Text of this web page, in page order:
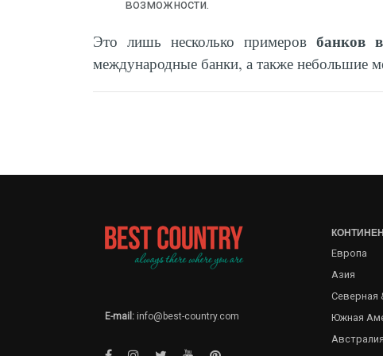
возможности.
Это лишь несколько примеров банков
международные банки, а также небольшие
E-mail: info@best-country.com
Европа
Азия
Северная
Южная